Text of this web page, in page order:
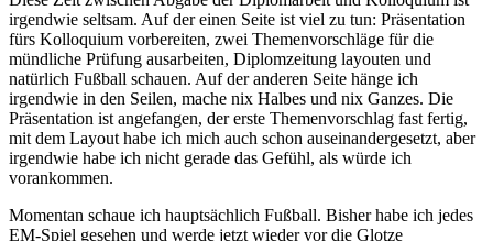
irgendwie seltsam. Auf der einen Seite ist viel zu tun: Präsentation
fürs Kolloquium vorbereiten, zwei Themenvorschläge für die
mündliche Prüfung ausarbeiten, Diplomzeitung layouten und
natürlich Fußball schauen. Auf der anderen Seite hänge ich
irgendwie in den Seilen, mache nix Halbes und nix Ganzes. Die
Präsentation ist angefangen, der erste Themenvorschlag fast fertig,
mit dem Layout habe ich mich auch schon auseinandergesetzt, aber
irgendwie habe ich nicht gerade das Gefühl, als würde ich
vorankommen.
Momentan schaue ich hauptsächlich Fußball. Bisher habe ich jedes
EM-Spiel gesehen und werde jetzt wieder vor die Glotze